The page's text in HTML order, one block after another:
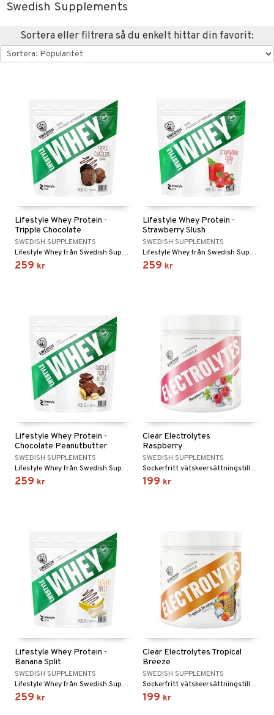
Swedish Supplements
Sortera eller filtrera så du enkelt hittar din favorit:
Lifestyle Whey Protein -
Tripple Chocolate
SWEDISH SUPPLEMENTS
Lifestyle Whey från Swedish Supplements är ett välsmakande proteinpulver från vassleproteinkoncentrat
259 kr
Lifestyle Whey Protein -
Strawberry Slush
SWEDISH SUPPLEMENTS
Lifestyle Whey från Swedish Supplements är ett välsmakande proteinpulver från vassleproteinkoncentrat
259 kr
Lifestyle Whey Protein -
Chocolate Peanutbutter
SWEDISH SUPPLEMENTS
Lifestyle Whey från Swedish Supplements är ett välsmakande proteinpulver från vassleproteinkoncentrat
259 kr
Clear Electrolytes
Raspberry
SWEDISH SUPPLEMENTS
Sockerfritt vätskeersättningstillskott med hallonsmak som kombinerar kokosvattenpulver med noggrant utvalda mineraler.
199 kr
Lifestyle Whey Protein -
Banana Split
SWEDISH SUPPLEMENTS
Lifestyle Whey från Swedish Supplements är ett välsmakande proteinpulver från vassleproteinkoncentrat
259 kr
Clear Electrolytes Tropical
Breeze
SWEDISH SUPPLEMENTS
Sockerfritt vätskeersättningstillskott med tropisk smak som kombinerar kokosvattenpulver med noggrant utvalda mineraler.
199 kr
svar